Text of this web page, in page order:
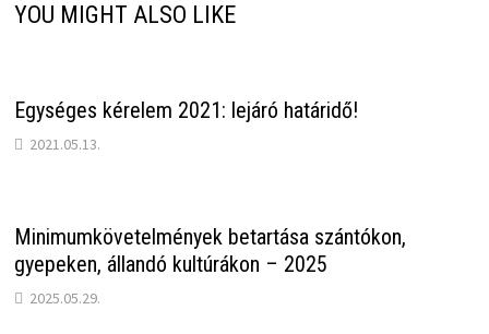
YOU MIGHT ALSO LIKE
Egységes kérelem 2021: lejáró határidő!
2021.05.13.
Minimumkövetelmények betartása szántókon,
gyepeken, állandó kultúrákon – 2025
2025.05.29.